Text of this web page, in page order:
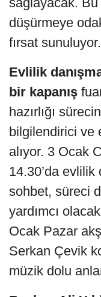
düşürmeye
fırsat sunuluyor.
Evlilik
bir kapanış
hazırlığı
bilgilendirici ve
alıyor. 3 Ocak
14.30’da evlilik
sohbet, süreci
yardımcı
Ocak Pazar
Serkan Çevik
müzik dolu